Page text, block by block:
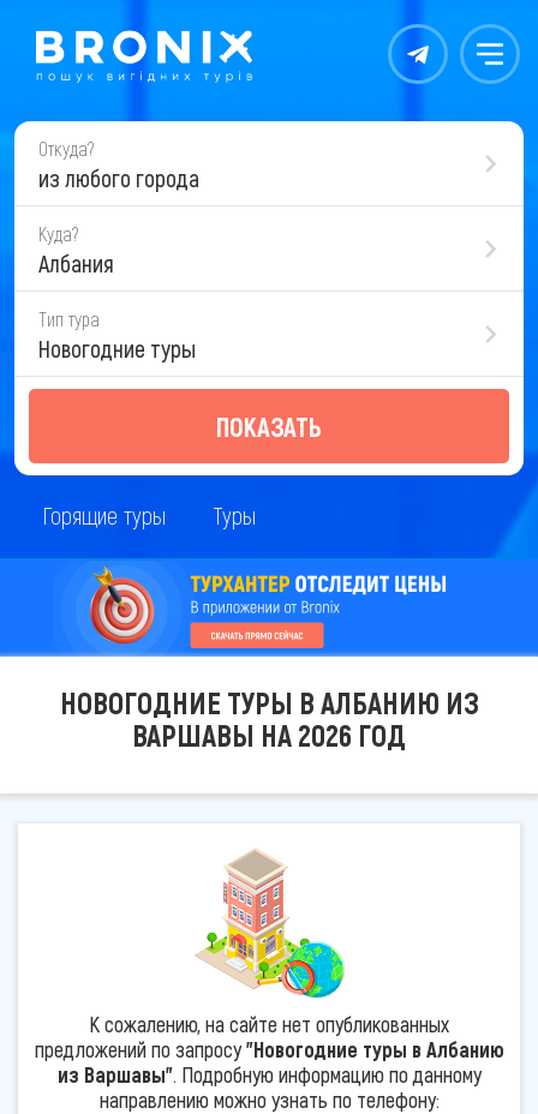
Контакты Меню
Откуда?
из любого города
Куда?
Албания
Тип тура
Новогодние туры
ПОКАЗАТЬ
Горящие туры Туры
НОВОГОДНИЕ ТУРЫ В АЛБАНИЮ ИЗ
ВАРШАВЫ НА 2026 ГОД
К сожалению, на сайте нет опубликованных
предложений по запросу"Новогодние туры в Албанию
из Варшавы". Подробную информацию по данному
направлению можно узнать по телефону: